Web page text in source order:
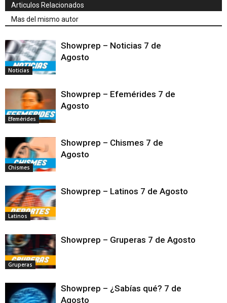
Articulos Relacionados
Mas del mismo autor
Noticias
Showprep – Noticias 7 de
Agosto
Efemérides
Showprep – Efemérides 7 de
Agosto
Chismes
Showprep – Chismes 7 de
Agosto
Latinos
Showprep – Latinos 7 de Agosto
Gruperas
Showprep – Gruperas 7 de Agosto
Showprep – ¿Sabías qué? 7 de
Agosto